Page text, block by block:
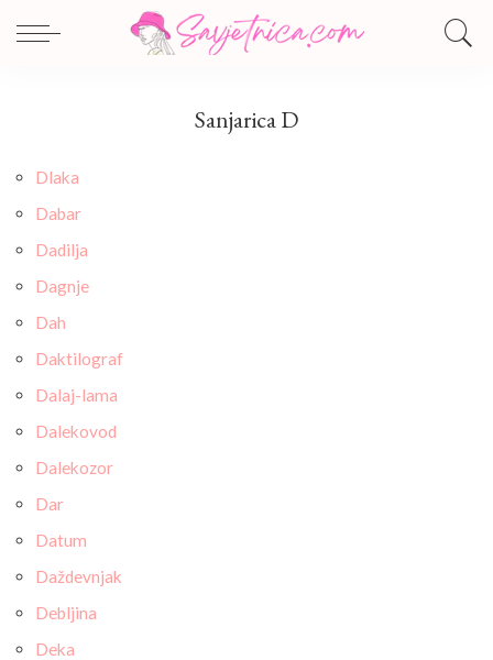
Sanjarica D
Dlaka
Dabar
Dadilja
Dagnje
Dah
Daktilograf
Dalaj-lama
Dalekovod
Dalekozor
Dar
Datum
Daždevnjak
Debljina
Deka